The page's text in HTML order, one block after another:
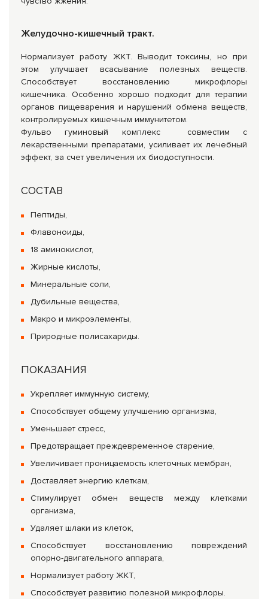
Желудочно-кишечный тракт.
Нормализует работу ЖКТ. Выводит токсины, но при
этом улучшает всасывание полезных веществ.
Способствует восстановлению микрофлоры
кишечника. Особенно хорошо подходит для терапии
органов пищеварения и нарушений обмена веществ,
контролируемых кишечным иммунитетом.
Фульво гуминовый комплекс совместим с
лекарственными препаратами, усиливает их лечебный
эффект, за счет увеличения их биодоступности.
СОСТАВ
Пептиды,
Флавоноиды,
18 аминокислот,
Жирные кислоты,
Минеральные соли,
Дубильные вещества,
Макро и микроэлементы,
Природные полисахариды.
ПОКАЗАНИЯ
Укрепляет иммунную систему,
Способствует общему улучшению организма,
Уменьшает стресс,
Предотвращает преждевременное старение,
Увеличивает проницаемость клеточных мембран,
Доставляет энергию клеткам,
Стимулирует обмен веществ между клетками
организма,
Удаляет шлаки из клеток,
Способствует восстановлению повреждений
опорно-двигательного аппарата,
Нормализует работу ЖКТ,
Способствует развитию полезной микрофлоры.